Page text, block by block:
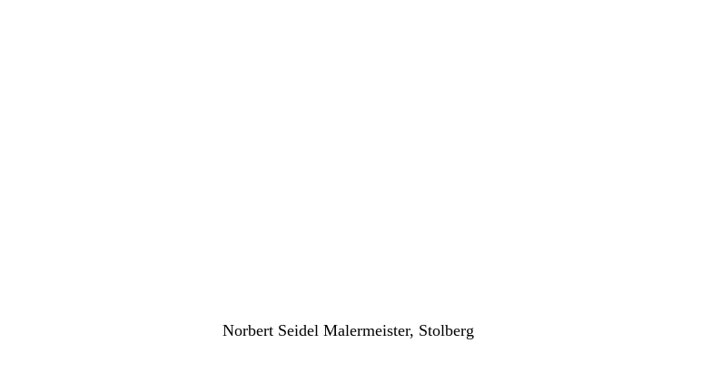
Norbert Seidel Malermeister, Stolberg